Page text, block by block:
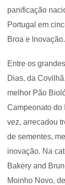
panificação
Portugal em
Broa e Inovação.
Entre os
Dias, da
melhor Pão
Campeonato do
vez, arrecadou
de sementes,
inovação. Na
Bakery and
Moinho Novo,